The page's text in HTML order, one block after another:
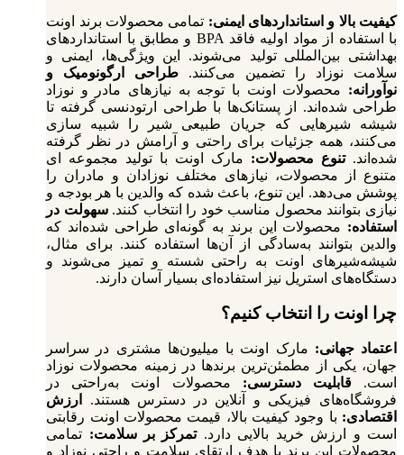
کیفیت بالا و استانداردهای ایمنی: تمامی محصولات برند اونت
با استفاده از مواد اولیه فاقد BPA و مطابق با استانداردهای
بهداشتی بین‌المللی تولید می‌شوند. این ویژگی‌ها، ایمنی و
سلامت نوزاد را تضمین می‌کنند.
طراحی ارگونومیک و
نوآورانه: محصولات اونت با توجه به نیازهای مادر و نوزاد
طراحی شده‌اند. از پستانک‌ها با طراحی ارتودنسی گرفته تا
شیشه‌ شیرهایی که جریان طبیعی شیر را شبیه‌ سازی
می‌کنند، همه جزئیات برای راحتی و آرامش در نظر گرفته
شده‌اند. تنوع محصولات: مارک اونت با تولید مجموعه‌ ای
متنوع از محصولات، نیازهای مختلف نوزادان و مادران را
پوشش می‌دهد. این تنوع، باعث شده که والدین با هر بودجه و
نیازی بتوانند محصول مناسب خود را انتخاب کنند. سهولت در
استفاده: محصولات این برند به‌ گونه‌ای طراحی شده‌اند که
والدین بتوانند به‌سادگی از آن‌ها استفاده کنند. برای مثال،
شیشه‌شیرهای اونت به راحتی شسته و تمیز می‌شوند و
دستگاه‌های استریل نیز استفاده‌ای بسیار آسان دارند.
چرا اونت را انتخاب کنیم؟
اعتماد جهانی: مارک اونت با میلیون‌ها مشتری در سراسر
جهان، یکی از مطمئن‌ترین برندها در زمینه محصولات نوزاد
است.
قابلیت دسترسی: محصولات اونت به‌راحتی در
فروشگاه‌های فیزیکی و آنلاین در دسترس هستند.
ارزش
اقتصادی: با وجود کیفیت بالا، قیمت محصولات اونت رقابتی
است و ارزش خرید بالایی دارد. تمرکز بر سلامت: تمامی
محصولات این برند با هدف ارتقای سلامت و راحتی نوزاد و